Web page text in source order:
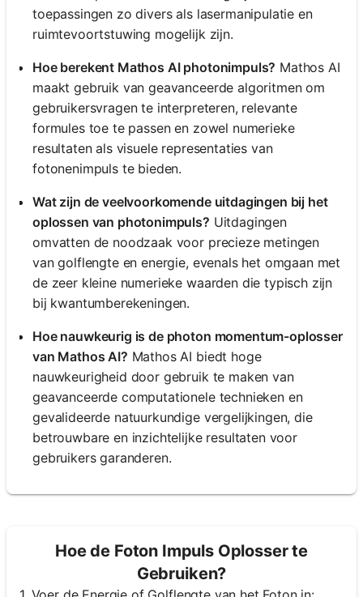
toepassingen zo divers als lasermanipulatie en
ruimtevoortstuwing mogelijk zijn.
Hoe berekent Mathos AI photonimpuls? Mathos AI
maakt gebruik van geavanceerde algoritmen om
gebruikersvragen te interpreteren, relevante
formules toe te passen en zowel numerieke
resultaten als visuele representaties van
fotonenimpuls te bieden.
Wat zijn de veelvoorkomende uitdagingen bij het
oplossen van photonimpuls? Uitdagingen
omvatten de noodzaak voor precieze metingen
van golflengte en energie, evenals het omgaan met
de zeer kleine numerieke waarden die typisch zijn
bij kwantumberekeningen.
Hoe nauwkeurig is de photon momentum-oplosser
van Mathos AI? Mathos AI biedt hoge
nauwkeurigheid door gebruik te maken van
geavanceerde computationele technieken en
gevalideerde natuurkundige vergelijkingen, die
betrouwbare en inzichtelijke resultaten voor
gebruikers garanderen.
Hoe de Foton Impuls Oplosser te
Gebruiken?